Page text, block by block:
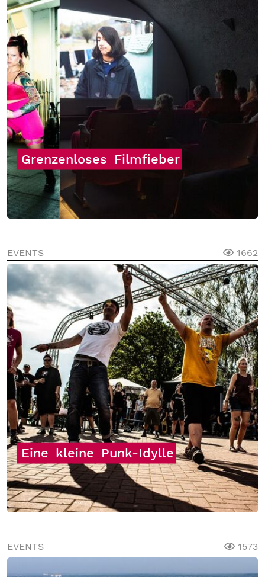
Grenzenloses Filmfieber
EVENTS 1662
Eine kleine Punk-Idylle
EVENTS 1573